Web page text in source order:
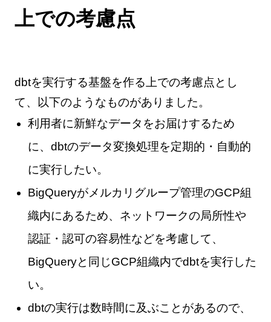
上での考慮点
dbtを実行する基盤を作る上での考慮点とし
て、以下のようなものがありました。
利用者に新鮮なデータをお届けするため
に、dbtのデータ変換処理を定期的・自動的
に実行したい。
BigQueryがメルカリグループ管理のGCP組
織内にあるため、ネットワークの局所性や
認証・認可の容易性などを考慮して、
BigQueryと同じGCP組織内でdbtを実行した
い。
dbtの実行は数時間に及ぶことがあるので、